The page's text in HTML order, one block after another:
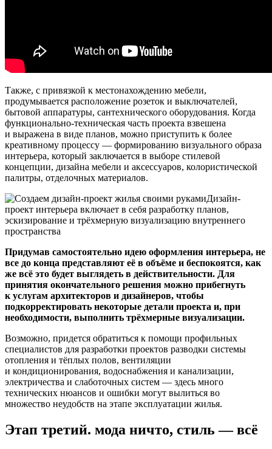
Также, с привязкой к местонахождению мебели,
продумывается расположение розеток и выключателей,
бытовой аппаратуры, сантехнического оборудования. Когда
функционально-техническая часть проекта взвешена
и выражена в виде планов, можно приступить к более
креативному процессу — формированию визуального образа
интерьера, который заключается в выборе стилевой
концепции, дизайна мебели и аксессуаров, колористической
палитры, отделочных материалов.
Дизайн-
проект интерьера включает в себя разработку планов,
эскизирование и трёхмерную визуализацию внутреннего
пространства
Придумав самостоятельно идею оформления интерьера, не
все до конца представляют её в объёме и беспокоятся, как
же всё это будет выглядеть в действительности. Для
принятия окончательного решения можно прибегнуть
к услугам архитекторов и дизайнеров, чтобы
подкорректировать некоторые детали проекта и, при
необходимости, выполнить трёхмерные визуализации.
Возможно, придется обратиться к помощи профильных
специалистов для разработки проектов разводки системы
отопления и тёплых полов, вентиляции
и кондиционирования, водоснабжения и канализации,
электричества и слаботочных систем — здесь много
технических нюансов и ошибки могут вылиться во
множество неудобств на этапе эксплуатации жилья.
Этап третий. мода ничто, стиль — всё